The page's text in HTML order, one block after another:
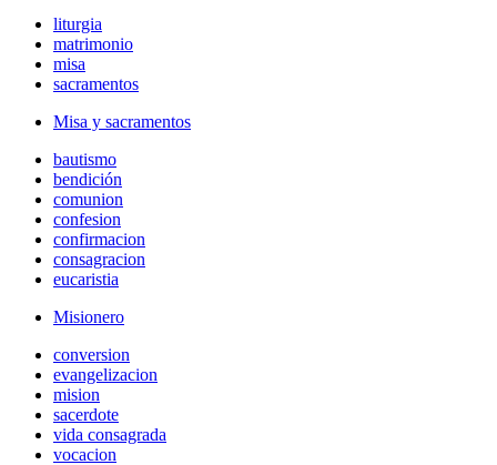
liturgia
matrimonio
misa
sacramentos
Misa y sacramentos
bautismo
bendición
comunion
confesion
confirmacion
consagracion
eucaristia
Misionero
conversion
evangelizacion
mision
sacerdote
vida consagrada
vocacion